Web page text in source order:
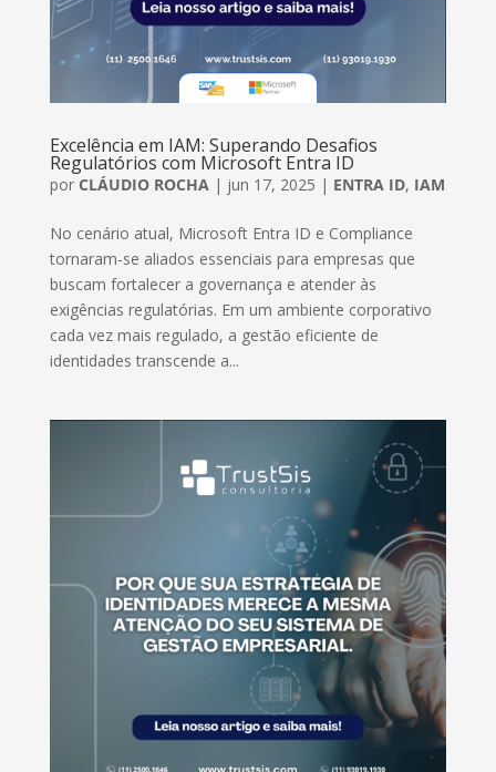
Excelência em IAM: Superando Desafios
Regulatórios com Microsoft Entra ID
por CLÁUDIO ROCHA | jun 17, 2025 | ENTRA ID, IAM
No cenário atual, Microsoft Entra ID e Compliance
tornaram-se aliados essenciais para empresas que
buscam fortalecer a governança e atender às
exigências regulatórias. Em um ambiente corporativo
cada vez mais regulado, a gestão eficiente de
identidades transcende a...